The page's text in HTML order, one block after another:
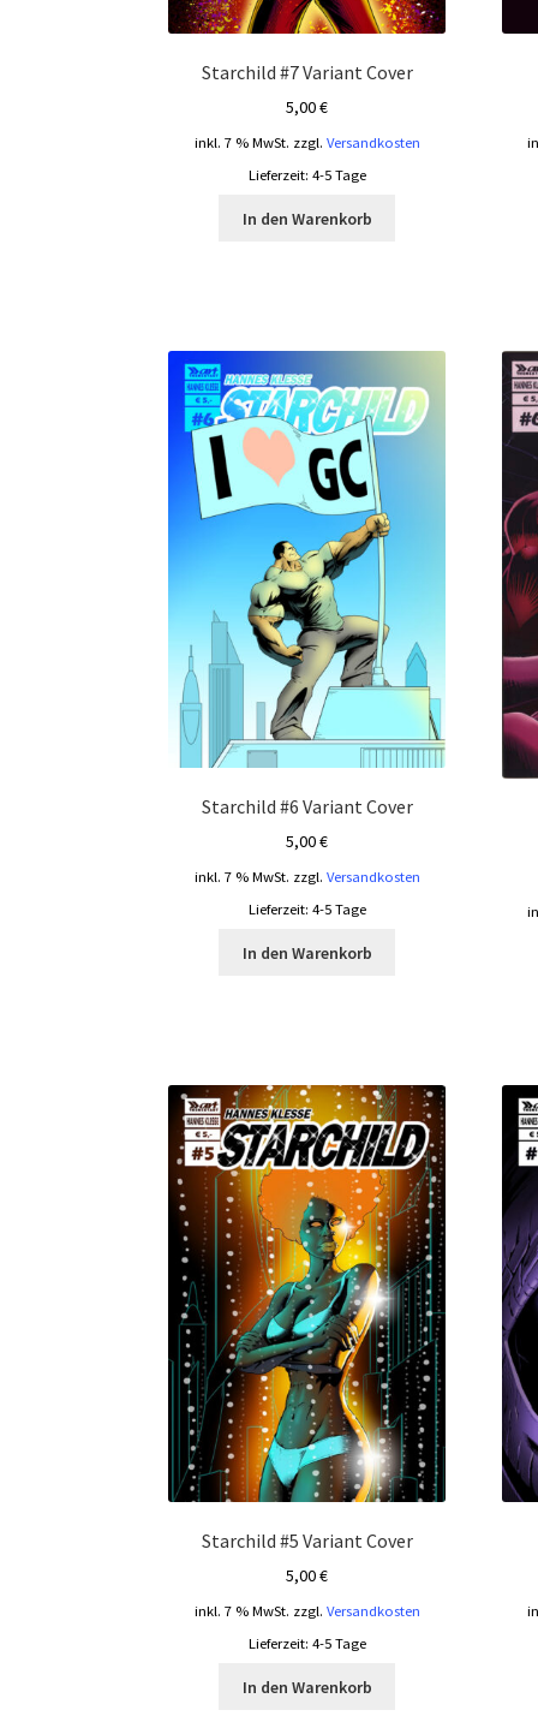
Starchild #7 Variant Cover
5,00€
inkl. 7 % MwSt. zzgl. Versandkosten
Lieferzeit: 4-5 Tage
In den Warenkorb
Starchild #6 Variant Cover
5,00€
inkl. 7 % MwSt. zzgl. Versandkosten
Lieferzeit: 4-5 Tage
In den Warenkorb
Starchild #5 Variant Cover
5,00€
inkl. 7 % MwSt. zzgl. Versandkosten
Lieferzeit: 4-5 Tage
In den Warenkorb